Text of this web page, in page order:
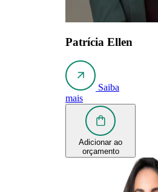
Patrícia Ellen
Saiba
mais
Adicionar ao
orçamento